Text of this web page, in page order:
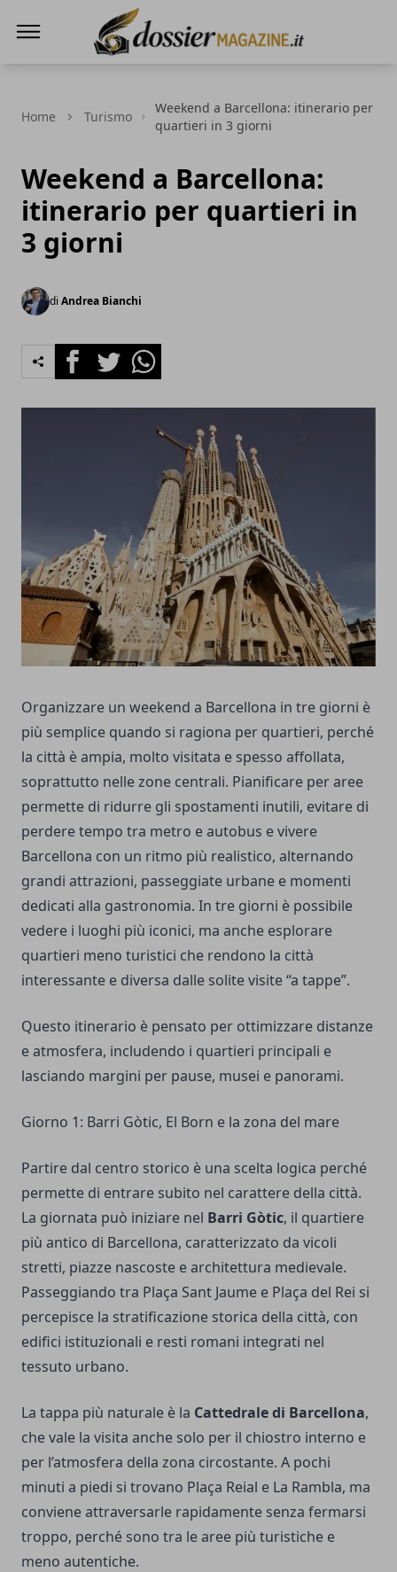
Home Turismo
Weekend a Barcellona: itinerario per
quartieri in 3 giorni
Weekend a Barcellona:
itinerario per quartieri in
3 giorni
di Andrea Bianchi
FacebookTwitterWhatsapp
Organizzare un weekend a Barcellona in tre giorni è
più semplice quando si ragiona per quartieri, perché
la città è ampia, molto visitata e spesso affollata,
soprattutto nelle zone centrali. Pianificare per aree
permette di ridurre gli spostamenti inutili, evitare di
perdere tempo tra metro e autobus e vivere
Barcellona con un ritmo più realistico, alternando
grandi attrazioni, passeggiate urbane e momenti
dedicati alla gastronomia. In tre giorni è possibile
vedere i luoghi più iconici, ma anche esplorare
quartieri meno turistici che rendono la città
interessante e diversa dalle solite visite “a tappe”.
Questo itinerario è pensato per ottimizzare distanze
e atmosfera, includendo i quartieri principali e
lasciando margini per pause, musei e panorami.
Giorno 1: Barri Gòtic, El Born e la zona del mare
Partire dal centro storico è una scelta logica perché
permette di entrare subito nel carattere della città.
La giornata può iniziare nel Barri Gòtic, il quartiere
più antico di Barcellona, caratterizzato da vicoli
stretti, piazze nascoste e architettura medievale.
Passeggiando tra Plaça Sant Jaume e Plaça del Rei si
percepisce la stratificazione storica della città, con
edifici istituzionali e resti romani integrati nel
tessuto urbano.
La tappa più naturale è la Cattedrale di Barcellona,
che vale la visita anche solo per il chiostro interno e
per l’atmosfera della zona circostante. A pochi
minuti a piedi si trovano Plaça Reial e La Rambla, ma
conviene attraversarle rapidamente senza fermarsi
troppo, perché sono tra le aree più turistiche e
meno autentiche.